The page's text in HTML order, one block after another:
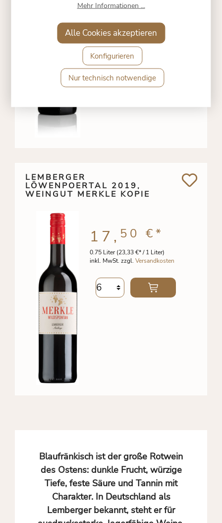
0.75 Liter(10,88 €* / 1 Liter)
LEMBERGER
LÖWENPOERTAL 2019,
WEINGUT MERKLE KOPIE
0.75 Liter(23,33 €* / 1 Liter)
inkl. MwSt. zzgl. Versandkosten
17, 50 €*
Blaufränkisch ist der große Rotwein
des Ostens: dunkle Frucht, würzige
Tiefe, feste Säure und Tannin mit
Charakter. In Deutschland als
Lemberger bekannt, steht er für
Mehr Informationen ...
Nur technisch notwendige
Konfigurieren
Alle Cookies akzeptieren